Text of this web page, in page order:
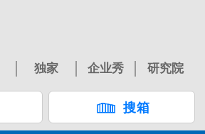
独家 企业秀 研究院
搜箱